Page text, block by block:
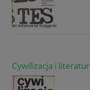
Cywilizacja i